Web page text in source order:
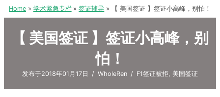
Home 学术紧急专栏 签证辅导 【 美国签证 】签证小高峰，别怕！
【 美国签证 】签证小高峰，别
怕！
发布于2018年01月17日 / WholeRen / F1签证被拒, 美国签证